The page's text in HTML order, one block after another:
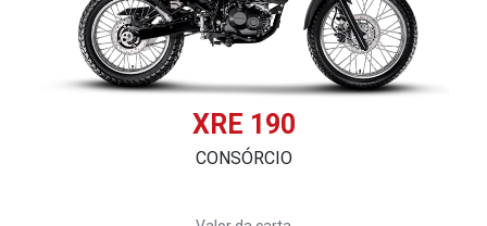
XRE 190
CONSÓRCIO